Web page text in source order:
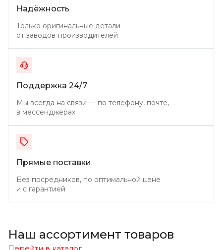
Надёжность
Только оригинальные детали
от заводов‑производителей
Поддержка 24/7
Мы всегда на связи — по телефону, почте,
в мессенджерах
Прямые поставки
Без посредников, по оптимальной цене
и с гарантией
Наш ассортимент товаров